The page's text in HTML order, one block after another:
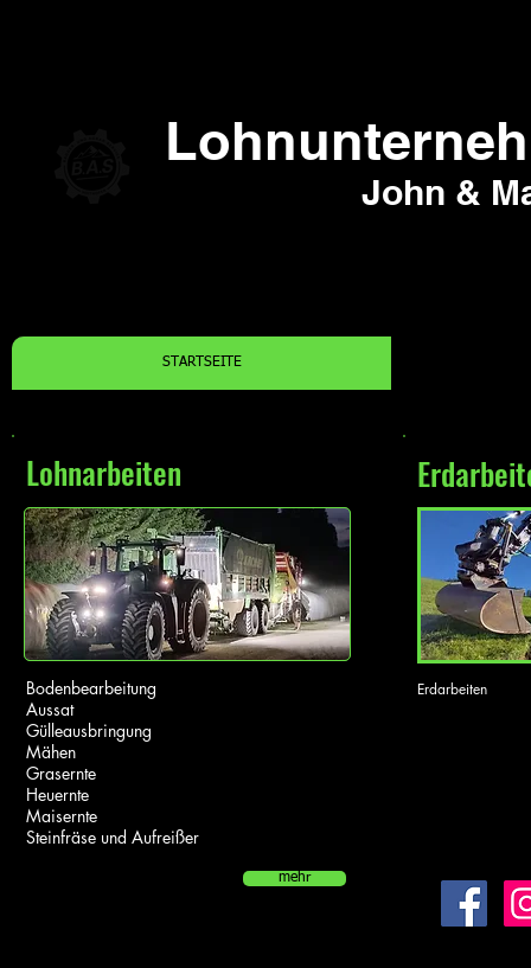
John &
STARTSEITE
Lohnarbeiten
Bodenbearbeitung
Aussat
Gülleausbringung
Mähen
Grasernte
Heuernte
Maisernte
Steinfräse und Aufreißer
mehr
Erdarbeiten